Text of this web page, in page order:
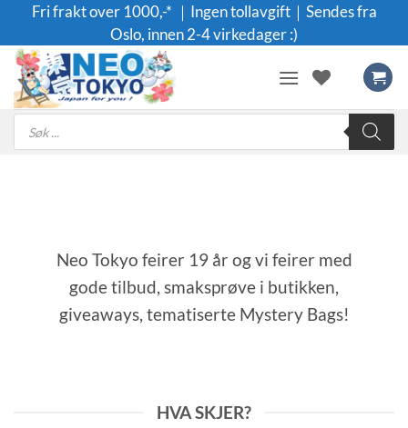
content
Fri frakt over 1000,-* ｜Ingen tollavgift｜Sendes fra
Oslo, innen 2-4 virkedager :)
Products
search
Neo Tokyo feirer 19 år og vi feirer med
gode tilbud, smaksprøve i butikken,
giveaways, tematiserte Mystery Bags!
HVA SKJER?